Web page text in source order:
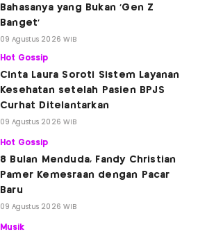
Bahasanya yang Bukan 'Gen Z
Banget'
09 Agustus 2026 WIB
Hot Gossip
Cinta Laura Soroti Sistem Layanan
Kesehatan setelah Pasien BPJS
Curhat Ditelantarkan
09 Agustus 2026 WIB
Hot Gossip
8 Bulan Menduda, Fandy Christian
Pamer Kemesraan dengan Pacar
Baru
09 Agustus 2026 WIB
Musik